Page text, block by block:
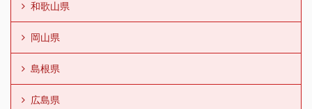
和歌山県
岡山県
島根県
広島県